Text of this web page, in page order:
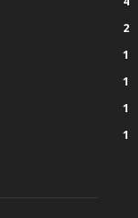
2
1
1
1
1